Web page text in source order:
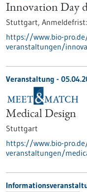
Innovation Day
Stuttgart, Anmeldefrist:
https://www.bio-
veranstaltungen/
Veranstaltung -
Medical Design
Stuttgart
https://www.bio-
veranstaltungen/